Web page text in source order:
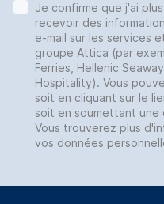
Je confirme que j'ai
recevoir des
e-mail sur les services
groupe Attica (par
Ferries, Hellenic
Hospitality). Vous
soit en cliquant sur le
soit en soumettant une
Vous trouverez plus
vos données